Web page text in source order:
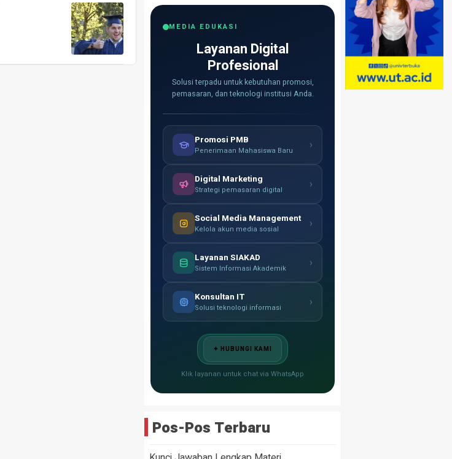
MEDIA EDUKASI
Layanan Digital
Profesional
Solusi terpadu untuk kebutuhan promosi,
pemasaran, dan teknologi institusi Anda.
Promosi PMB
Penerimaan Mahasiswa Baru ›
Digital Marketing
Strategi pemasaran digital ›
Social Media Management
Kelola akun media sosial ›
Layanan SIAKAD
Sistem Informasi Akademik ›
Konsultan IT
Solusi teknologi informasi ›
✦ HUBUNGI KAMI
Klik layanan untuk chat via WhatsApp
Pos-Pos Terbaru